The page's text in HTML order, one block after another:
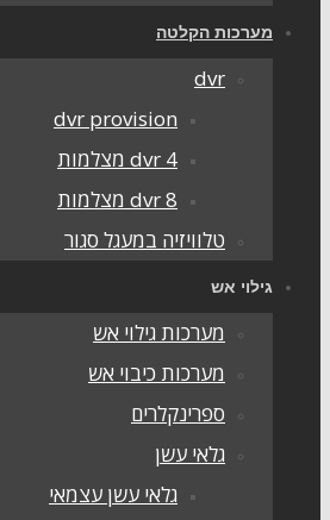
מערכות הקלטה
dvr
dvr provision
dvr 4 מצלמות
dvr 8 מצלמות
טלוויזיה במעגל סגור
גילוי אש
מערכות גילוי אש
מערכות כיבוי אש
ספרינקלרים
גלאי עשן
גלאי עשן עצמאי